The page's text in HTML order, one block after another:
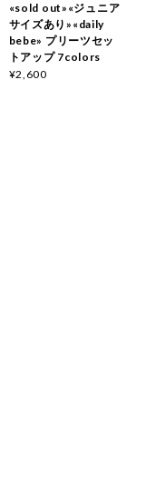
«sold out»«ジュニア
サイズあり»«daily
bebe» プリーツセッ
トアップ 7colors
¥2,600